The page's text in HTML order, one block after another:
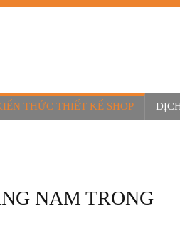
THỨC THIẾT KẾ SHOP
NAM TRONG